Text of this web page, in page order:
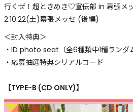
行くぜ！超ときめき♡宣伝部 in 幕張メ
2.10.22(土)幕張メッセ (後編)
＜封入特典＞
・ID photo seat（全6種類中1種ランダ
・応募抽選特典シリアルコード
【TYPE-B (CD ONLY)】